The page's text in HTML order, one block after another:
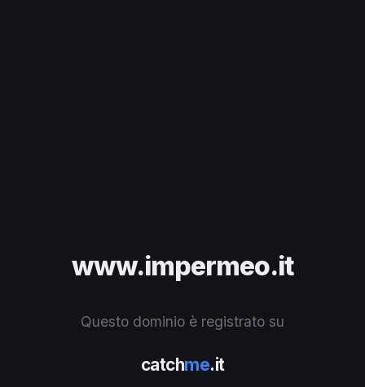
www.impermeo.it
Questo dominio è registrato su
catchme.it